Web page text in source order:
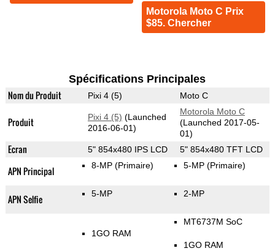
Motorola Moto C Prix
$85. Chercher
Spécifications Principales
Nom du Produit Pixi 4 (5) Moto C
Produit Pixi 4 (5) (Launched
2016-06-01)
Motorola Moto C
(Launched 2017-05-
01)
Ecran 5" 854x480 IPS LCD 5" 854x480 TFT LCD
APN Principal 8-MP (Primaire) 5-MP (Primaire)
APN Selfie 5-MP 2-MP
1GO RAM
MT6737M SoC
1GO RAM